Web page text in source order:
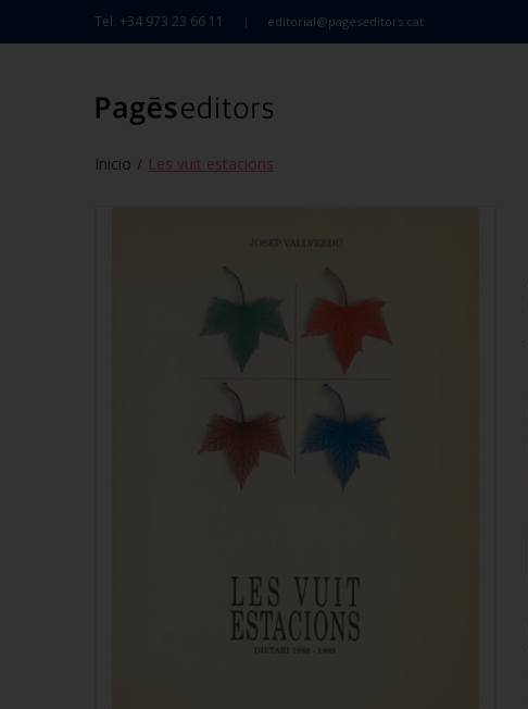
Tel. +34 973 23 66 11 editorial@pageseditors.cat
Inicio / Les vuit estacions